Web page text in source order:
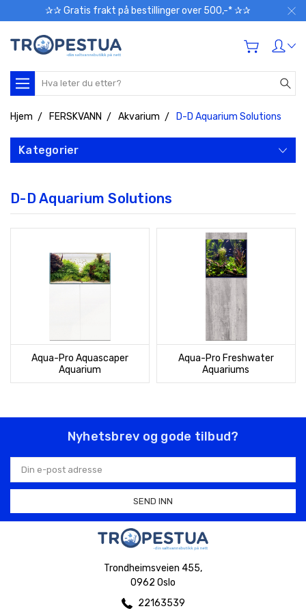
✰✰ Gratis frakt på bestillinger over 500,-* ✰✰
Søk
Hjem FERSKVANN Akvarium D-D Aquarium Solutions
Kategorier
D-D Aquarium Solutions
Aqua-Pro Aquascaper
Aquarium
Aqua-Pro Freshwater
Aquariums
Nyhetsbrev og gode tilbud?
E-
postadresse
Trondheimsveien 455,
0962 Oslo
22163539